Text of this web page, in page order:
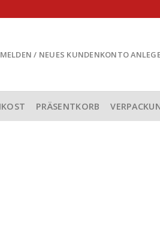
/ NEUES KUNDENKONTO
PRÄSENTKORB